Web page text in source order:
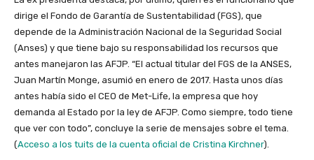
dirige el Fondo de Garantía de Sustentabilidad (FGS), que
depende de la Administración Nacional de la Seguridad Social
(Anses) y que tiene bajo su responsabilidad los recursos que
antes manejaron las AFJP. “El actual titular del FGS de la ANSES,
Juan Martín Monge, asumió en enero de 2017. Hasta unos días
antes había sido el CEO de Met-Life, la empresa que hoy
demanda al Estado por la ley de AFJP. Como siempre, todo tiene
que ver con todo”, concluye la serie de mensajes sobre el tema.
(Acceso a los tuits de la cuenta oficial de Cristina Kirchner).